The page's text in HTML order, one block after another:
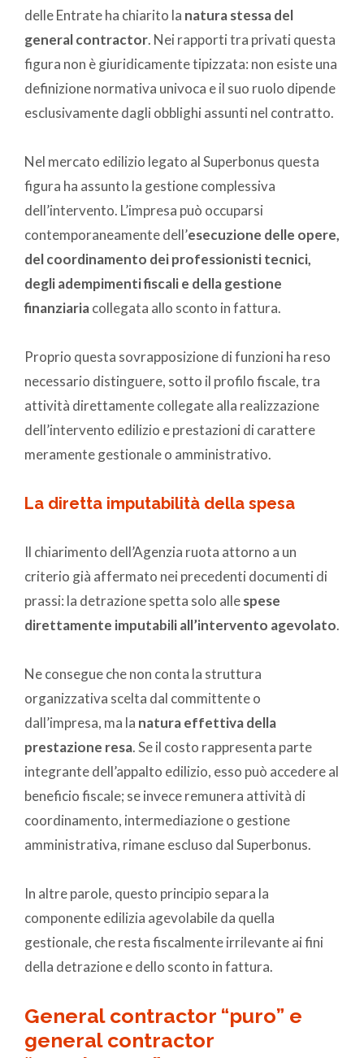
delle Entrate ha chiarito la natura stessa del
general contractor. Nei rapporti tra privati questa
figura non è giuridicamente tipizzata: non esiste una
definizione normativa univoca e il suo ruolo dipende
esclusivamente dagli obblighi assunti nel contratto.
Nel mercato edilizio legato al Superbonus questa
figura ha assunto la gestione complessiva
dell’intervento. L’impresa può occuparsi
contemporaneamente dell’esecuzione delle opere,
del coordinamento dei professionisti tecnici,
degli adempimenti fiscali e della gestione
finanziariacollegata allo sconto in fattura.
Proprio questa sovrapposizione di funzioni ha reso
necessario distinguere, sotto il profilo fiscale, tra
attività direttamente collegate alla realizzazione
dell’intervento edilizio e prestazioni di carattere
meramente gestionale o amministrativo.
La diretta imputabilità della spesa
Il chiarimento dell’Agenzia ruota attorno a un
criterio già affermato nei precedenti documenti di
prassi: la detrazione spetta solo allespese
direttamente imputabili all’intervento agevolato.
Ne consegue che non conta la struttura
organizzativa scelta dal committente o
dall’impresa, ma la natura effettiva della
prestazione resa. Se il costo rappresenta parte
integrante dell’appalto edilizio, esso può accedere al
beneficio fiscale; se invece remunera attività di
coordinamento, intermediazione o gestione
amministrativa, rimane escluso dal Superbonus.
In altre parole, questo principio separa la
componente edilizia agevolabile da quella
gestionale, che resta fiscalmente irrilevante ai fini
della detrazione e dello sconto in fattura.
General contractor “puro” e
general contractor